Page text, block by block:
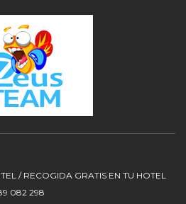
/ RECOGIDA GRATIS EN TU HOTEL
082 298